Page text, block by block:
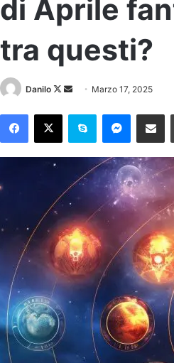
di Aprile
tra questi?
Danilo Marzo 17, 2025